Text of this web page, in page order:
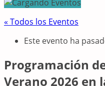
« Todos los Eventos
Este evento ha
Programación
Verano 2026 en